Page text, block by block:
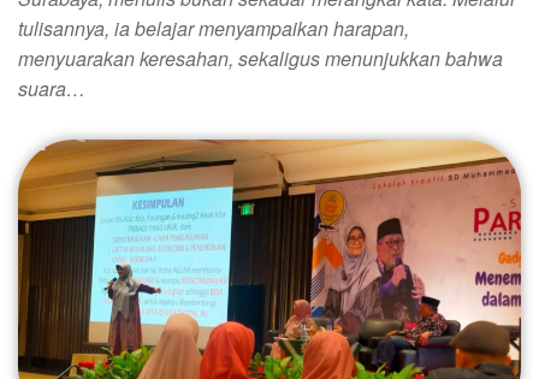
tulisannya, ia belajar menyampaikan harapan,
menyuarakan keresahan, sekaligus menunjukkan bahwa
suara…